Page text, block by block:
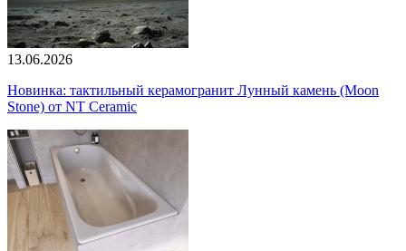
13.06.2026
Новинка: тактильный керамогранит Лунный камень (Moon
Stone) от NT Ceramic